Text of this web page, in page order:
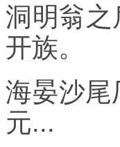
洞明翁
开族。
海晏沙
元...